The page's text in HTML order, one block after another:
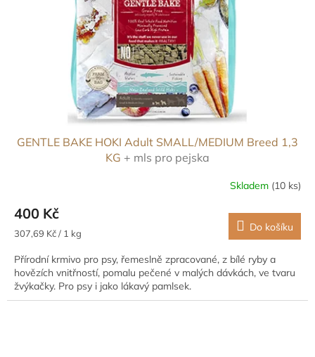
GENTLE BAKE HOKI Adult SMALL/MEDIUM Breed 1,3
KG + mls pro pejska
Skladem (10 ks)
400 Kč
Měrná
307,69 Kč / 1 kg Do košíku
Přírodní krmivo pro psy, řemeslně zpracované, z bílé ryby a
hovězích vnitřností, pomalu pečené v malých dávkách, ve tvaru
žvýkačky. Pro psy i jako lákavý pamlsek.